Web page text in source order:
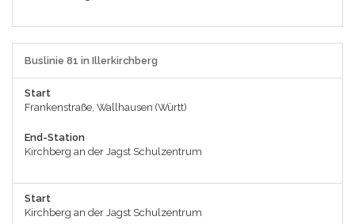
Buslinie 81 in Illerkirchberg
Start
Frankenstraße, Wallhausen (Württ)
End-Station
Kirchberg an der Jagst Schulzentrum
Start
Kirchberg an der Jagst Schulzentrum